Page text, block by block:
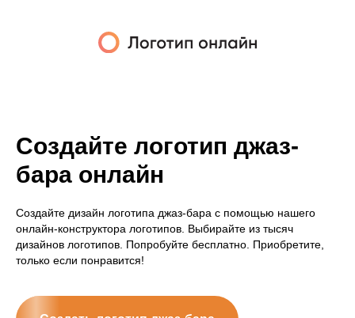
Создайте логотип джаз-
бара онлайн
Создайте дизайн логотипа джаз-бара с помощью нашего
онлайн-конструктора логотипов. Выбирайте из тысяч
дизайнов логотипов. Попробуйте бесплатно. Приобретите,
только если понравится!